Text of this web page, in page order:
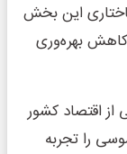
این بخش
بهره‌وری
اقتصاد کشور
را تجربه